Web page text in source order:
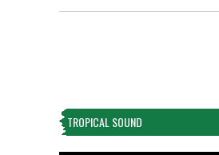
TROPICAL SOUND